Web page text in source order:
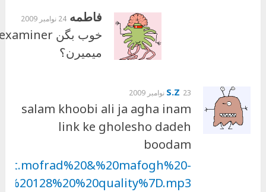
فاطمه 24 نوامبر 2009
خوب بگن examiner!
میمیرن؟
S.Z 23 نوامبر 2009
salam khoobi ali ja agha inam
link ke gholesho dadeh
boodam